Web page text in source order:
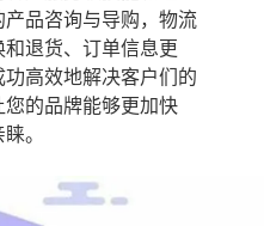
品咨询与导购，物流
退货、订单信息更
高效地解决客户们的
的品牌能够更加快
。